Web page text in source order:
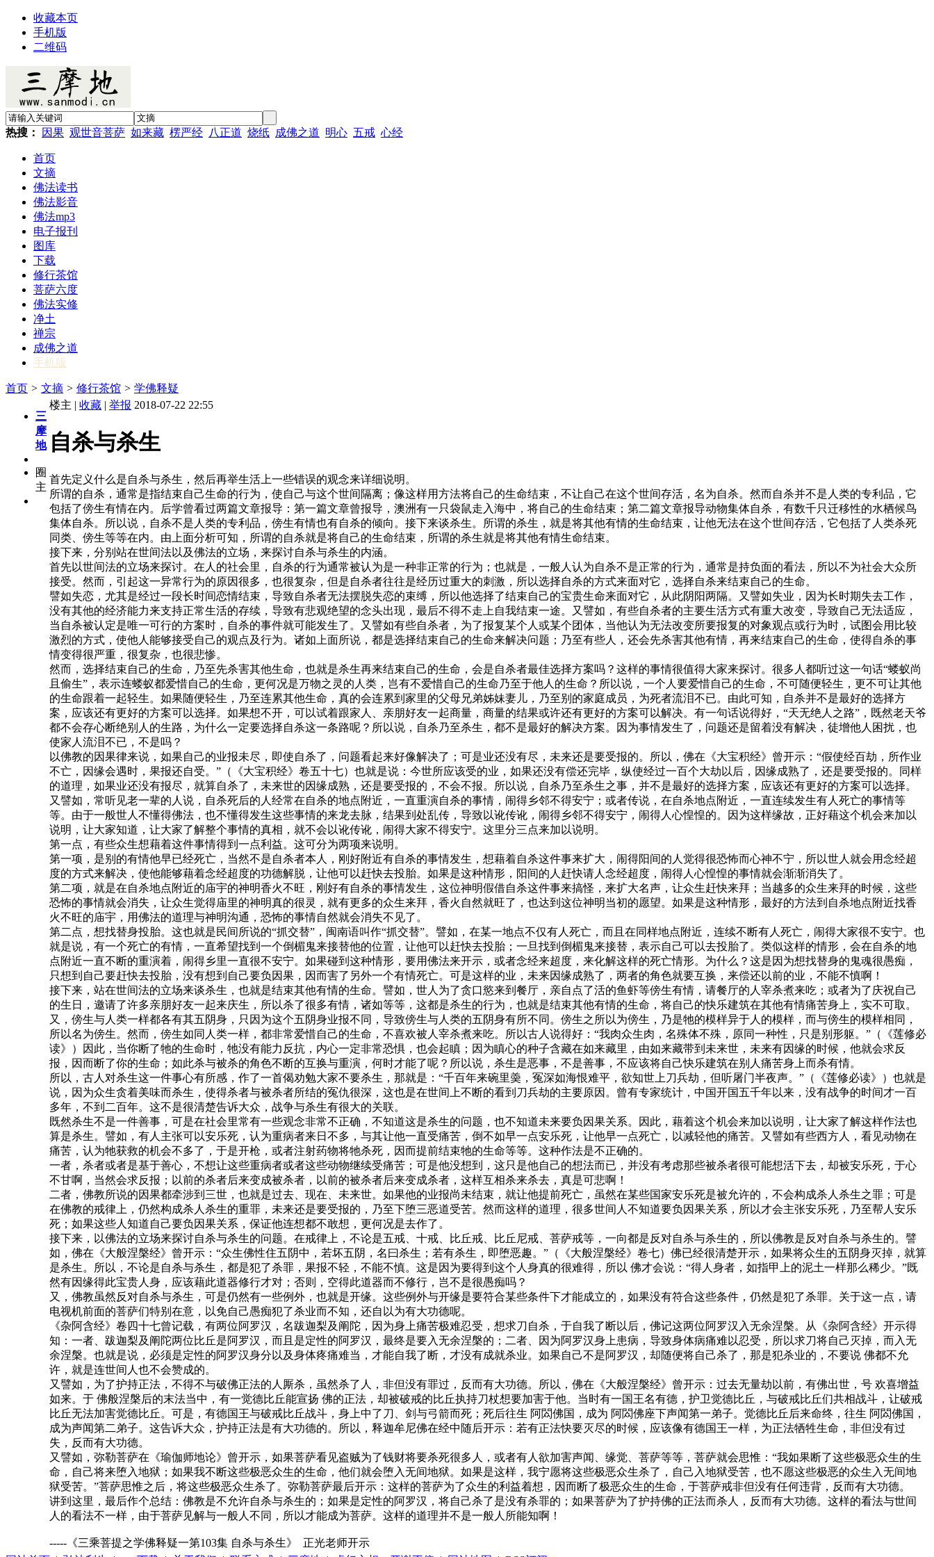
收藏本页
手机版
二维码
热搜： 因果 观世音菩萨 如来藏 楞严经 八正道 烧纸 成佛之道 明心 五戒 心经
首页
文摘
佛法读书
佛法影音
佛法mp3
电子报刊
图库
下载
修行茶馆
菩萨六度
佛法实修
净土
禅宗
成佛之道
手机版
首页 > 文摘 > 修行茶馆 > 学佛释疑
三
摩
地
圈
主
楼主 | 收藏 | 举报 2018-07-22 22:55
自杀与杀生
首先定义什么是自杀与杀生，然后再举生活上一些错误的观念来详细说明。
所谓的自杀，通常是指结束自己生命的行为，使自己与这个世间隔离；像这样用方法将自己的生命结束，不让自己在这个世间存活，名为自杀。然而自杀并不是人类的专利品，它
包括了傍生有情在内。后学曾看过两篇文章报导：第一篇文章曾报导，澳洲有一只袋鼠走入海中，将自己的生命结束；第二篇文章报导动物集体自杀，有数千只迁移性的水栖候鸟
集体自杀。所以说，自杀不是人类的专利品，傍生有情也有自杀的倾向。接下来谈杀生。所谓的杀生，就是将其他有情的生命结束，让他无法在这个世间存活，它包括了人类杀死
同类、傍生等等在内。由上面分析可知，所谓的自杀就是将自己的生命结束，所谓的杀生就是将其他有情生命结束。
接下来，分别站在世间法以及佛法的立场，来探讨自杀与杀生的内涵。
首先以世间法的立场来探讨。在人的社会里，自杀的行为通常被认为是一种非正常的行为；也就是，一般人认为自杀不是正常的行为，通常是持负面的看法，所以不为社会大众所
接受。然而，引起这一异常行为的原因很多，也很复杂，但是自杀者往往是经历过重大的刺激，所以选择自杀的方式来面对它，选择自杀来结束自己的生命。
譬如失恋，尤其是经过一段长时间恋情结束，导致自杀者无法摆脱失恋的束缚，所以他选择了结束自己的宝贵生命来面对它，从此阴阳两隔。又譬如失业，因为长时期失去工作，
没有其他的经济能力来支持正常生活的存续，导致有悲观绝望的念头出现，最后不得不走上自我结束一途。又譬如，有些自杀者的主要生活方式有重大改变，导致自己无法适应，
当自杀被认定是唯一可行的方案时，自杀的事件就可能发生了。又譬如有些自杀者，为了报复某个人或某个团体，当他认为无法改变所要报复的对象观点或行为时，试图会用比较
激烈的方式，使他人能够接受自己的观点及行为。诸如上面所说，都是选择结束自己的生命来解决问题；乃至有些人，还会先杀害其他有情，再来结束自己的生命，使得自杀的事
情变得很严重，很复杂，也很悲惨。
然而，选择结束自己的生命，乃至先杀害其他生命，也就是杀生再来结束自己的生命，会是自杀者最佳选择方案吗？这样的事情很值得大家来探讨。很多人都听过这一句话“蝼蚁尚
且偷生”，表示连蝼蚁都爱惜自己的生命，更何况是万物之灵的人类，岂有不爱惜自己的生命乃至于他人的生命？所以说，一个人要爱惜自己的生命，不可随便轻生，更不可让其他
的生命跟着一起轻生。如果随便轻生，乃至连累其他生命，真的会连累到家里的父母兄弟姊妹妻儿，乃至别的家庭成员，为死者流泪不已。由此可知，自杀并不是最好的选择方
案，应该还有更好的方案可以选择。如果想不开，可以试着跟家人、亲朋好友一起商量，商量的结果或许还有更好的方案可以解决。有一句话说得好，“天无绝人之路”，既然老天爷
都不会存心断绝别人的生路，为什么一定要选择自杀这一条路呢？所以说，自杀乃至杀生，都不是最好的解决方案。因为事情发生了，问题还是留着没有解决，徒增他人困扰，也
使家人流泪不已，不是吗？
以佛教的因果律来说，如果自己的业报未尽，即使自杀了，问题看起来好像解决了；可是业还没有尽，未来还是要受报的。所以，佛在《大宝积经》曾开示：“假使经百劫，所作业
不亡，因缘会遇时，果报还自受。”（《大宝积经》卷五十七）也就是说：今世所应该受的业，如果还没有偿还完毕，纵使经过一百个大劫以后，因缘成熟了，还是要受报的。同样
的道理，如果业还没有报尽，就算自杀了，未来世的因缘成熟，还是要受报的，不会不报。所以说，自杀乃至杀生之事，并不是最好的选择方案，应该还有更好的方案可以选择。
又譬如，常听见老一辈的人说，自杀死后的人经常在自杀的地点附近，一直重演自杀的事情，闹得乡邻不得安宁；或者传说，在自杀地点附近，一直连续发生有人死亡的事情等
等。由于一般世人不懂得佛法，也不懂得发生这些事情的来龙去脉，结果到处乱传，导致以讹传讹，闹得乡邻不得安宁，闹得人心惶惶的。因为这样缘故，正好藉这个机会来加以
说明，让大家知道，让大家了解整个事情的真相，就不会以讹传讹，闹得大家不得安宁。这里分三点来加以说明。
第一点，有些众生想藉着这件事情得到一点利益。这可分为两项来说明。
第一项，是别的有情他早已经死亡，当然不是自杀者本人，刚好附近有自杀的事情发生，想藉着自杀这件事来扩大，闹得阳间的人觉得很恐怖而心神不宁，所以世人就会用念经超
度的方式来解决，使他能够藉着念经超度的功德解脱，让他可以赶快去投胎。如果是这种情形，阳间的人赶快请人念经超度，闹得人心惶惶的事情就会渐渐消失了。
第二项，就是在自杀地点附近的庙宇的神明香火不旺，刚好有自杀的事情发生，这位神明假借自杀这件事来搞怪，来扩大名声，让众生赶快来拜；当越多的众生来拜的时候，这些
恐怖的事情就会消失，让众生觉得庙里的神明真的很灵，就有更多的众生来拜，香火自然就旺了，也达到这位神明当初的愿望。如果是这种情形，最好的方法到自杀地点附近找香
火不旺的庙宇，用佛法的道理与神明沟通，恐怖的事情自然就会消失不见了。
第二点，想找替身投胎。这也就是民间所说的“抓交替”，闽南语叫作“抓交替”。譬如，在某一地点不仅有人死亡，而且在同样地点附近，连续不断有人死亡，闹得大家很不安宁。也
就是说，有一个死亡的有情，一直希望找到一个倒楣鬼来接替他的位置，让他可以赶快去投胎；一旦找到倒楣鬼来接替，表示自己可以去投胎了。类似这样的情形，会在自杀的地
点附近一直不断的重演着，闹得乡里一直很不安宁。如果碰到这种情形，要用佛法来开示，或者念经来超度，来化解这样的死亡情形。为什么？这是因为想找替身的鬼魂很愚痴，
只想到自己要赶快去投胎，没有想到自己要负因果，因而害了另外一个有情死亡。可是这样的业，未来因缘成熟了，两者的角色就要互换，来偿还以前的业，不能不慎啊！
接下来，站在世间法的立场来谈杀生，也就是结束其他有情的生命。譬如，世人为了贪口慾来到餐厅，亲自点了活的鱼虾等傍生有情，请餐厅的人宰杀煮来吃；或者为了庆祝自己
的生日，邀请了许多亲朋好友一起来庆生，所以杀了很多有情，诸如等等，这都是杀生的行为，也就是结束其他有情的生命，将自己的快乐建筑在其他有情痛苦身上，实不可取。
又，傍生与人类一样都各有其五阴身，只因为这个五阴身业报不同，导致傍生与人类的五阴身有所不同。傍生之所以为傍生，乃是牠的模样异于人的模样，而与傍生的模样相同，
所以名为傍生。然而，傍生如同人类一样，都非常爱惜自己的生命，不喜欢被人宰杀煮来吃。所以古人说得好：“我肉众生肉，名殊体不殊，原同一种性，只是别形躯。”（《莲修必
读》）因此，当你断了牠的生命时，牠没有能力反抗，内心一定非常恐惧，也会起瞋；因为瞋心的种子含藏在如来藏里，由如来藏带到未来世，未来有因缘的时候，他就会求反
报，因而断了你的生命；如此杀与被杀的角色不断的互换与重演，何时才能了呢？所以说，杀生是恶事，不是善事，不应该将自己快乐建筑在别人痛苦身上而杀有情。
所以，古人对杀生这一件事心有所感，作了一首偈劝勉大家不要杀生，那就是：“千百年来碗里羮，冤深如海恨难平，欲知世上刀兵劫，但听屠门半夜声。”（《莲修必读》）也就是
说，因为众生贪着美味而杀生，使得杀者与被杀者所结的冤仇很深，这也是在世间上不断的看到刀兵劫的主要原因。曾有专家统计，中国开国五千年以来，没有战争的时间才一百
多年，不到二百年。这不是很清楚告诉大众，战争与杀生有很大的关联。
既然杀生不是一件善事，可是在社会里常有一些观念非常不正确，不知道这是杀生的问题，也不知道未来要负因果关系。因此，藉着这个机会来加以说明，让大家了解这样作法也
算是杀生。譬如，有人主张可以安乐死，认为重病者来日不多，与其让他一直受痛苦，倒不如早一点安乐死，让他早一点死亡，以减轻他的痛苦。又譬如有些西方人，看见动物在
痛苦，认为牠获救的机会不多了，于是开枪，或者注射药物将牠杀死，因而提前结束牠的生命等等。这种作法是不正确的。
一者，杀者或者是基于善心，不想让这些重病者或者这些动物继续受痛苦；可是他没想到，这只是他自己的想法而已，并没有考虑那些被杀者很可能想活下去，却被安乐死，于心
不甘啊，当然会求反报；以前的杀者后来变成被杀者，以前的被杀者后来变成杀者，这样互相杀来杀去，真是可悲啊！
二者，佛教所说的因果都牵涉到三世，也就是过去、现在、未来世。如果他的业报尚未结束，就让他提前死亡，虽然在某些国家安乐死是被允许的，不会构成杀人杀生之罪；可是
在佛教的戒律上，仍然构成杀人杀生的重罪，未来还是要受报的，乃至下堕三恶道受苦。然而这样的道理，很多世间人不知道要负因果关系，所以才会主张安乐死，乃至帮人安乐
死；如果这些人知道自己要负因果关系，保证他连想都不敢想，更何况是去作了。
接下来，以佛法的立场来探讨自杀与杀生的问题。在戒律上，不论是五戒、十戒、比丘戒、比丘尼戒、菩萨戒等，一向都是反对自杀与杀生的，所以佛教是反对自杀与杀生的。譬
如，佛在《大般涅槃经》曾开示：“众生佛性住五阴中，若坏五阴，名曰杀生；若有杀生，即堕恶趣。”（《大般涅槃经》卷七）佛已经很清楚开示，如果将众生的五阴身灭掉，就算
是杀生。所以，不论是自杀与杀生，都是犯了杀罪，果报不轻，不能不慎。这是因为要得到这个人身真的很难得，所以 佛才会说：“得人身者，如指甲上的泥土一样那么稀少。”既
然有因缘得此宝贵人身，应该藉此道器修行才对；否则，空得此道器而不修行，岂不是很愚痴吗？
又，佛教虽然反对自杀与杀生，可是仍然有一些例外，也就是开缘。这些例外与开缘是要符合某些条件下才能成立的，如果没有符合这些条件，仍然是犯了杀罪。关于这一点，请
电视机前面的菩萨们特别在意，以免自己愚痴犯了杀业而不知，还自以为有大功德呢。
《杂阿含经》卷四十七曾记载，有两位阿罗汉，名跋迦梨及阐陀，因为身上痛苦极难忍受，想求刀自杀，于自我了断以后，佛记这两位阿罗汉入无余涅槃。从《杂阿含经》开示得
知：一者、跋迦梨及阐陀两位比丘是阿罗汉，而且是定性的阿罗汉，最终是要入无余涅槃的；二者、因为阿罗汉身上患病，导致身体病痛难以忍受，所以求刀将自己灭掉，而入无
余涅槃。也就是说，必须是定性的阿罗汉身分以及身体疼痛难当，才能自我了断，才没有成就杀业。如果自己不是阿罗汉，却随便将自己杀了，那是犯杀业的，不要说 佛都不允
许，就是连世间人也不会赞成的。
又譬如，为了护持正法，不得不与破佛正法的人厮杀，虽然杀了人，非但没有罪过，反而有大功德。所以，佛在《大般涅槃经》曾开示：过去无量劫以前，有佛出世，号 欢喜增益
如来。于 佛般涅槃后的末法当中，有一觉德比丘能宣扬 佛的正法，却被破戒的比丘执持刀杖想要加害于他。当时有一国王名有德，护卫觉德比丘，与破戒比丘们共相战斗，让破戒
比丘无法加害觉德比丘。可是，有德国王与破戒比丘战斗，身上中了刀、剑与弓箭而死；死后往生 阿閦佛国，成为 阿閦佛座下声闻第一弟子。觉德比丘后来命终，往生 阿閦佛国，
成为声闻第二弟子。这告诉大众，护持正法是有大功德的。所以，释迦牟尼佛在经中随后开示：若有正法快要灭尽的时候，应该像有德国王一样，为正法牺牲生命，非但没有过
失，反而有大功德。
又譬如，弥勒菩萨在《瑜伽师地论》曾开示，如果菩萨看见盗贼为了钱财将要杀死很多人，或者有人欲加害声闻、缘觉、菩萨等等，菩萨就会思惟：“我如果断了这些极恶众生的生
命，自己将来堕入地狱；如果我不断这些极恶众生的生命，他们就会堕入无间地狱。如果是这样，我宁愿将这些极恶众生杀了，自己入地狱受苦，也不愿这些极恶的众生入无间地
狱受苦。”菩萨思惟之后，将这些极恶众生杀了。弥勒菩萨最后开示：这样的菩萨为了众生的利益着想，因而断了极恶众生的生命，于菩萨戒非但没有任何违背，反而有大功德。
讲到这里，最后作个总结：佛教是不允许自杀与杀生的；如果是定性的阿罗汉，将自己杀了是没有杀罪的；如果菩萨为了护持佛的正法而杀人，反而有大功德。这样的看法与世间
人的看法不一样，由于菩萨见解与一般人不同，所以才能成为菩萨。这样的道理并不是一般人所能知啊！
-----《三乘菩提之学佛释疑一第103集 自杀与杀生》 正光老师开示